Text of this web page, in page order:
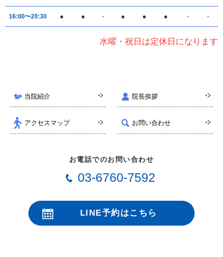
当院紹介 院長挨拶
アクセスマップ お問い合わせ
16:00〜20:30 ● ● - ● ● ● - -
水曜・祝日は定休日になります
お電話でのお問い合わせ
03-6760-7592
LINE予約はこちら